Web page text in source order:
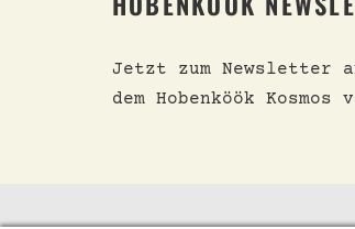
Jetzt zum Newsletter
dem Hobenköök Kosmos